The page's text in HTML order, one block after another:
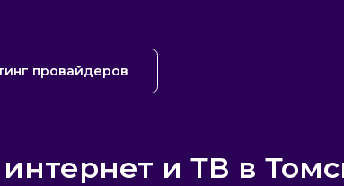
провайдеров
и ТВ в